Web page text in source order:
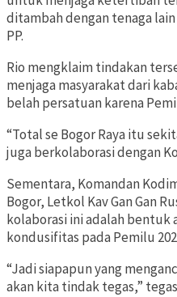
ditambah dengan tenaga
PP.
Rio mengklaim tindakan
menjaga masyarakat dari
belah persatuan karena
“Total se Bogor Raya itu
juga berkolaborasi dengan
Sementara, Komandan
Bogor, Letkol Kav Gan Gan
kolaborasi ini adalah bentuk
kondusifitas pada Pemilu
“Jadi siapapun yang
akan kita tindak tegas,”